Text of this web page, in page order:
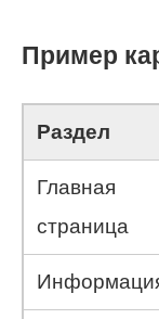
Пример
Раздел
Главная
страница